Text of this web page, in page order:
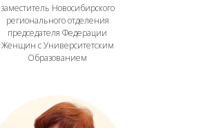
заместитель Новосибирского
регионального отделения
председателя Федерации
Женщин с Университетским
Образованием